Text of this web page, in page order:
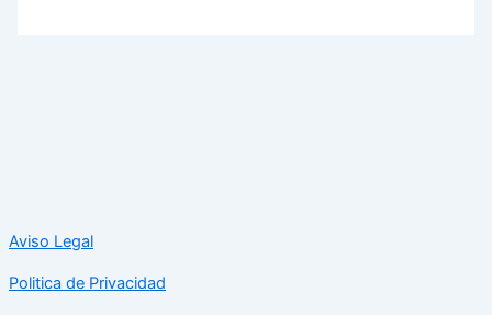
Aviso Legal
Politica de Privacidad